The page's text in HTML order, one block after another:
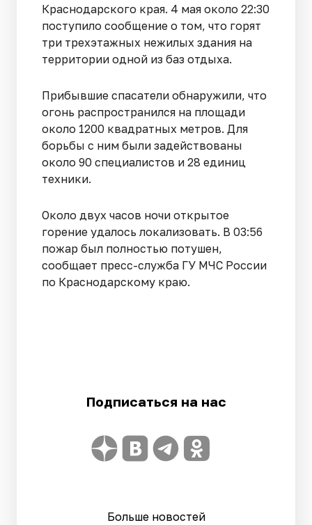
Краснодарского края. 4 мая около 22:30
поступило сообщение о том, что горят
три трехэтажных нежилых здания на
территории одной из баз отдыха.
Прибывшие спасатели обнаружили, что
огонь распространился на площади
около 1200 квадратных метров. Для
борьбы с ним были задействованы
около 90 специалистов и 28 единиц
техники.
Около двух часов ночи открытое
горение удалось локализовать. В 03:56
пожар был полностью потушен,
сообщает пресс-служба ГУ МЧС России
по Краснодарскому краю.
Подписаться на нас
Больше новостей